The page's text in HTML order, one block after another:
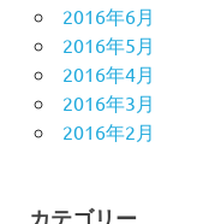
2016年6月
2016年5月
2016年4月
2016年3月
2016年2月
カテゴリー